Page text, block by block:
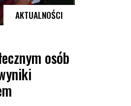
AKTUALNOŚCI
osób